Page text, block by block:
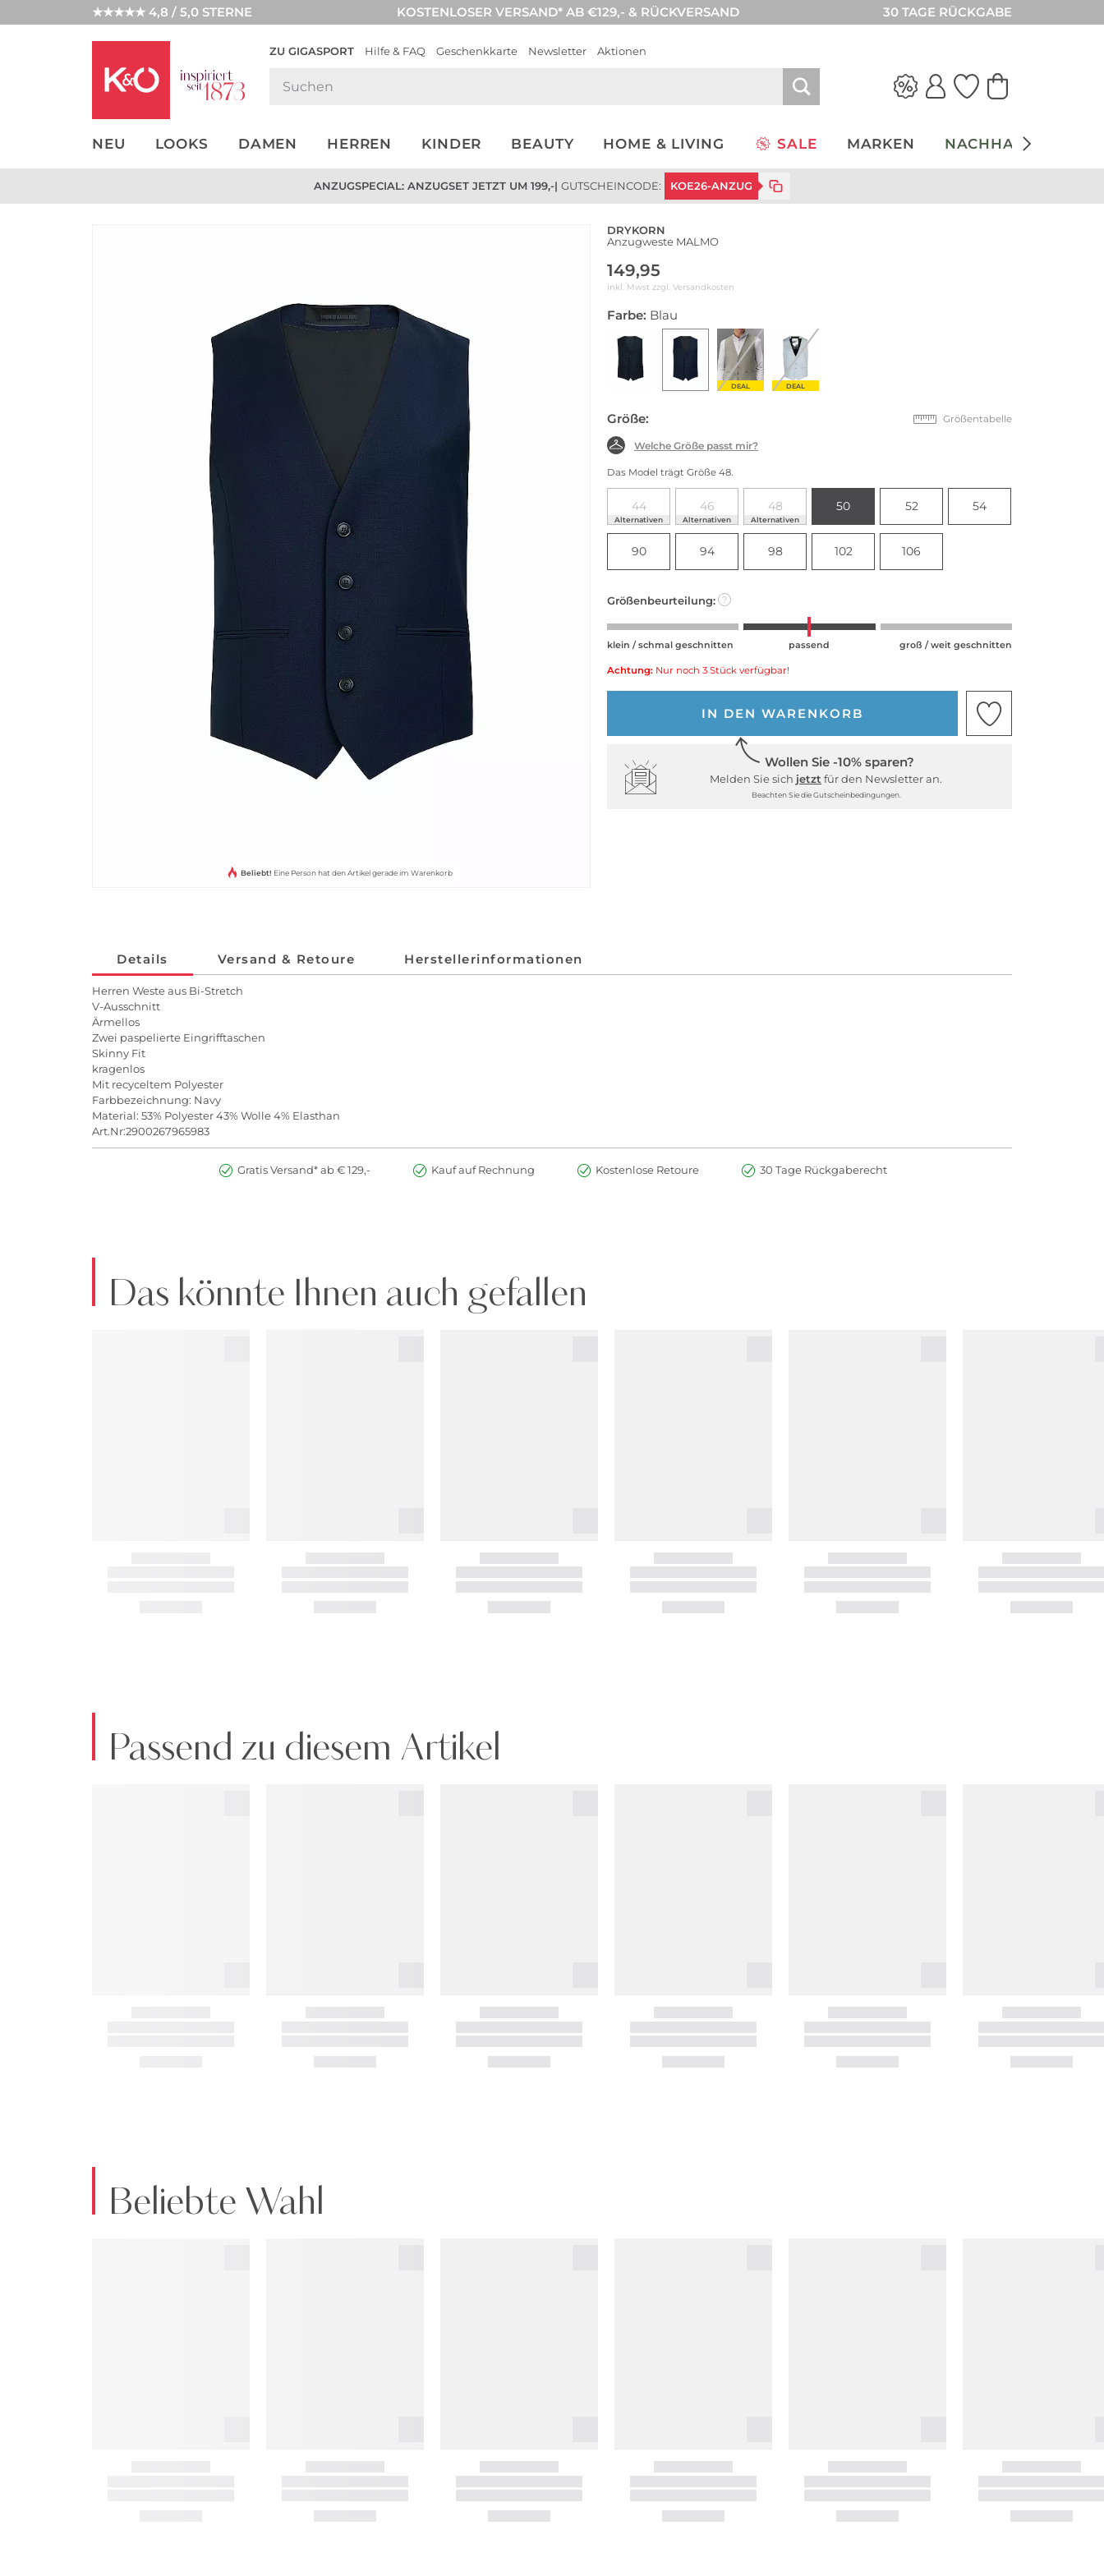
★★★★★ 4,8 / 5,0 STERNE KOSTENLOSER VERSAND* AB €129,- & RÜCKVERSAND 30 TAGE RÜCKGABE
ZU GIGASPORT Hilfe & FAQ Geschenkkarte Newsletter Aktionen
NEU LOOKS DAMEN HERREN KINDER BEAUTY HOME & LIVING SALE MARKEN NACHHALTIGKEIT
NEW IN
WEDDING
ANZUGSPECIAL: ANZUGSET JETZT UM 199,-| GUTSCHEINCODE: KOE26-ANZUG
Beliebt! Eine Person hat den Artikel gerade im Warenkorb
DRYKORN
Anzugweste MALMO
149,95
inkl. Mwst zzgl. Versandkosten
Farbe: Blau
DEAL DEAL
Größe: Größentabelle
Welche Größe passt mir?
Das Model trägt Größe 48.
44
Alternativen
46
Alternativen
48
Alternativen
50 52 54
90 94 98 102 106
Größenbeurteilung: ?
klein / schmal geschnitten passend groß / weit geschnitten
Achtung: Nur noch 3 Stück verfügbar!
IN DEN WARENKORB
Wollen Sie -10% sparen?
Melden Sie sich jetzt für den Newsletter an.
Beachten Sie die Gutscheinbedingungen.
Details Versand & Retoure Herstellerinformationen
Herren Weste aus Bi-Stretch
V-Ausschnitt
Ärmellos
Zwei paspelierte Eingrifftaschen
Skinny Fit
kragenlos
Mit recyceltem Polyester
Farbbezeichnung: Navy
Material: 53% Polyester 43% Wolle 4% Elasthan
Art.Nr:2900267965983
Gratis Versand* ab € 129,- Kauf auf Rechnung Kostenlose Retoure 30 Tage Rückgaberecht
Das könnte Ihnen auch gefallen
Passend zu diesem Artikel
Beliebte Wahl